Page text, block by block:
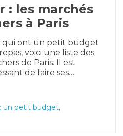
: les marchés
à Paris
qui ont un petit budget
voici une liste des
de Paris. Il est
de faire ses…
un petit budget,